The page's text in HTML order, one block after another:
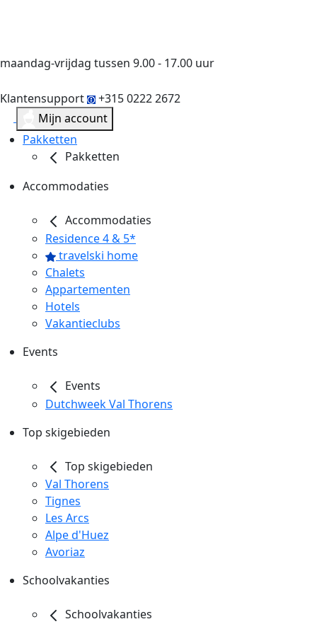
maandag-vrijdag tussen 9.00 - 17.00 uur
Klantensupport
+315 0222 2672
Mijn account
Pakketten
Pakketten
Accommodaties
Accommodaties
Residence 4 & 5*
travelski home
Chalets
Appartementen
Hotels
Vakantieclubs
Events
Events
Dutchweek Val Thorens
Top skigebieden
Top skigebieden
Val Thorens
Tignes
Les Arcs
Alpe d'Huez
Avoriaz
Schoolvakanties
Schoolvakanties